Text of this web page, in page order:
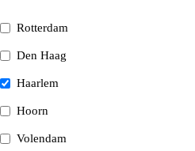
Rotterdam
Den Haag
Haarlem
Hoorn
Volendam